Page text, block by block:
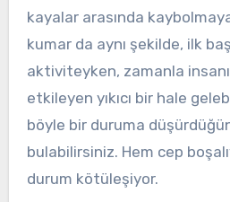
kayalar arasında
kumar da aynı şekilde, ilk
aktiviteyken, zamanla
etkileyen yıkıcı bir hale
böyle bir duruma
bulabilirsiniz. Hem cep
durum kötüleşiyor.